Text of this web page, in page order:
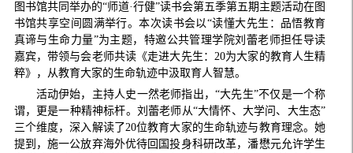
图书馆共同举办的“师道·行健”读书会第五季第五期主题活动在图
书馆共享空间圆满举行。本次读书会以“读懂大先生：品悟教育
真谛与生命力量”为主题，特邀公共管理学院刘蕾老师担任导读
嘉宾，带领与会老师共读《走进大先生：20为大家的教育人生精
粹》，从教育大家的生命轨迹中汲取育人智慧。
活动伊始，主持人史一然老师指出，“大先生”不仅是一个称
谓，更是一种精神标杆。刘蕾老师从“大情怀、大学问、大生态”
三个维度，深入解读了20位教育大家的生命轨迹与教育理念。她
提到，施一公放弃海外优待回国投身科研改革，潘懋元允许学生